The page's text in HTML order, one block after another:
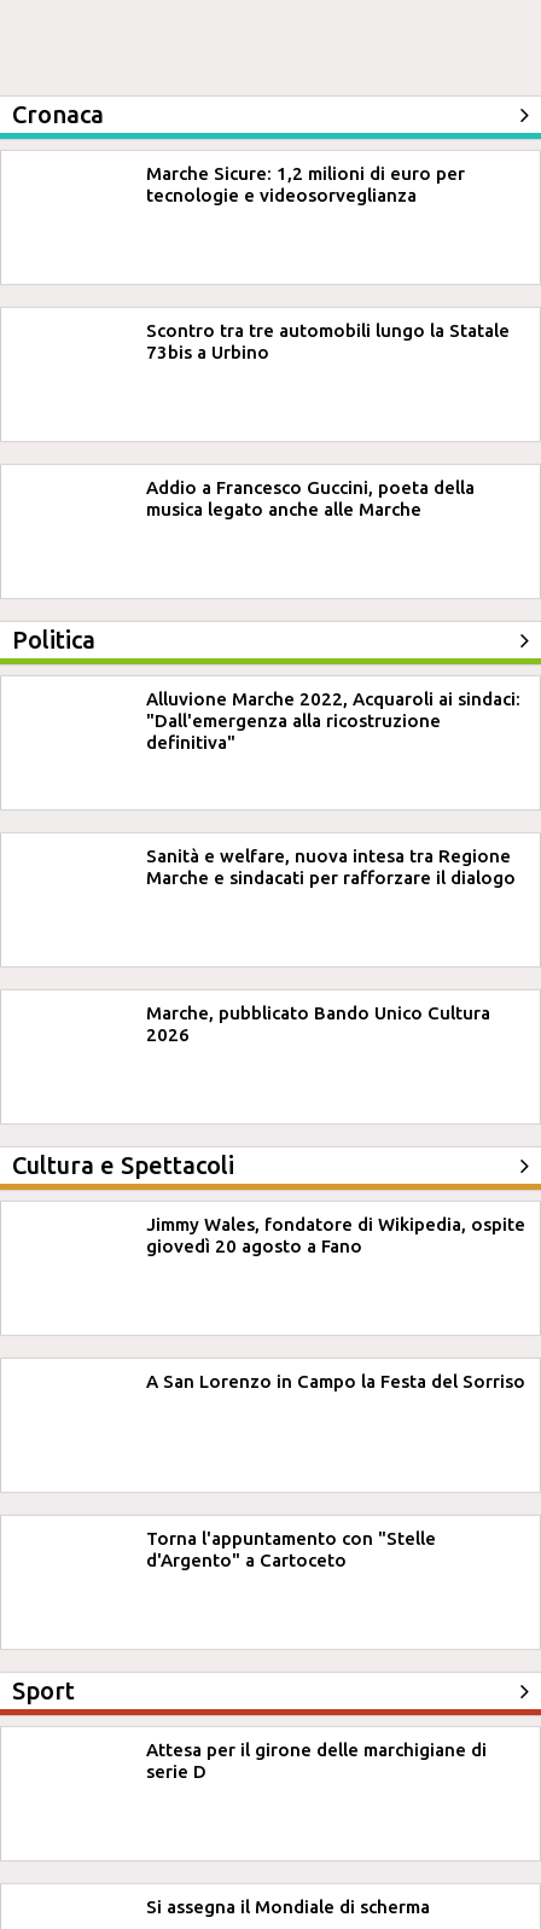
Cronaca
Marche Sicure: 1,2 milioni di euro per
tecnologie e videosorveglianza
Scontro tra tre automobili lungo la Statale
73bis a Urbino
Addio a Francesco Guccini, poeta della
musica legato anche alle Marche
Politica
Alluvione Marche 2022, Acquaroli ai sindaci:
"Dall'emergenza alla ricostruzione
definitiva"
Sanità e welfare, nuova intesa tra Regione
Marche e sindacati per rafforzare il dialogo
Marche, pubblicato Bando Unico Cultura
2026
Cultura e Spettacoli
Jimmy Wales, fondatore di Wikipedia, ospite
giovedì 20 agosto a Fano
A San Lorenzo in Campo la Festa del Sorriso
Torna l'appuntamento con "Stelle
d'Argento" a Cartoceto
Sport
Attesa per il girone delle marchigiane di
serie D
Si assegna il Mondiale di scherma